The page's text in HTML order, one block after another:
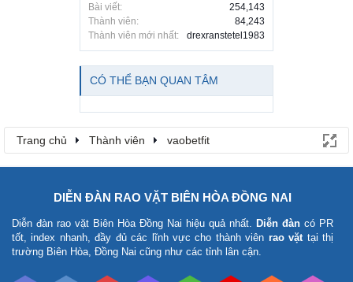
Bài viết:
254,143
Thành viên:
84,243
Thành viên mới nhất:
drexranstetel1983
CÓ THỂ BẠN QUAN TÂM
Trang chủ Thành viên vaobetfit
DIỄN ĐÀN RAO VẶT BIÊN HÒA ĐỒNG NAI
Diễn đàn rao vặt Biên Hòa Đồng Nai hiệu quả nhất. Diễn đàn có PR
tốt, index nhanh, đầy đủ các lĩnh vực cho thành viên rao vặttại thị
trường Biên Hòa, Đồng Nai cũng như các tỉnh lân cận.